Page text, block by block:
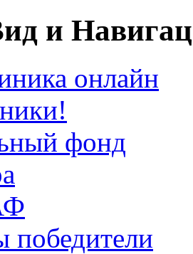
и
онлайн
фонд
победители